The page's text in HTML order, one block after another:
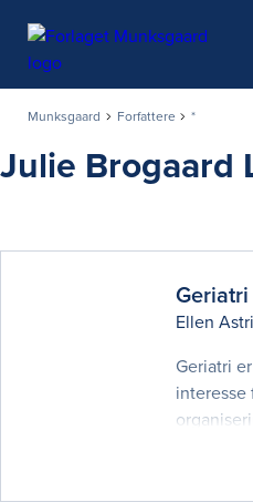
Munksgaard Forfattere *
Julie Brogaard
Geriatri
Ellen
Geriatri
interesse